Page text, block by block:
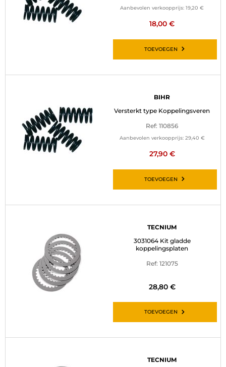
Aanbevolen verkoopprijs: 19,20 €
18,00 €
TOEVOEGEN
BIHR
Versterkt type Koppelingsveren
Ref: 110856
Aanbevolen verkoopprijs: 29,40 €
27,90 €
TOEVOEGEN
TECNIUM
3031064 Kit gladde
koppelingsplaten
Ref: 121075
28,80 €
TOEVOEGEN
TECNIUM